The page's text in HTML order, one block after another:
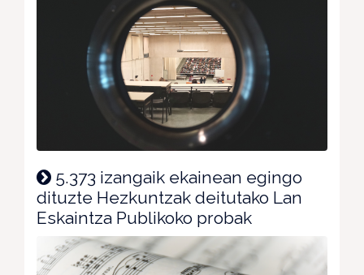
5.373 izangaik ekainean egingo
dituzte Hezkuntzak deitutako Lan
Eskaintza Publikoko probak